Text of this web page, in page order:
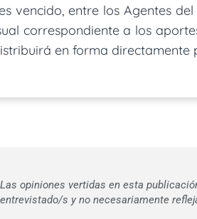
vencido, entre los Agentes del
correspondiente a los
en forma
Las opiniones vertidas en esta
entrevistado/s y no necesariamente